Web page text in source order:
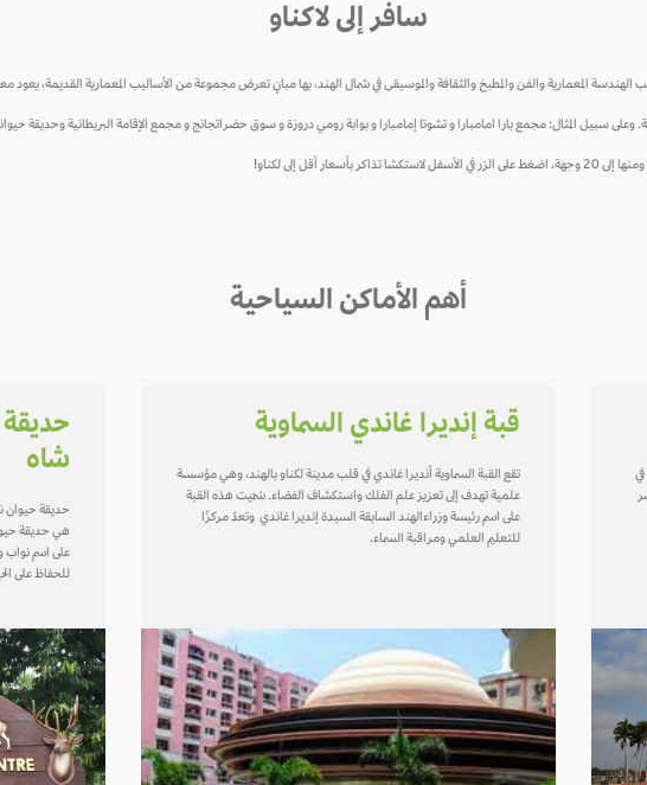
سافر إلى لاكناو
المعمارية والفن والمطبخ والثقافة والموسيقى في شمال الهند، بها مبانٍ تعرض مجموعة من الأساليب المعمارية القديمة، يعود
سبيل المثال: مجمع بارا امامبارا و تشوتا إمامبارا و بوابة رومي دروزة و سوق حضراتجانج و مجمع الإقامة البريطانية وحديقة
أقل إلى لكناو!
أهم الأماكن السياحية
قبة إنديرا غاندي السماوية
تقع القبة السماوية أنديرا غاندي في قلب مدينة لكناو بالهند، وهي مؤسسة
علمية تهدف إلى تعزيز علم الفلك واستكشاف الفضاء. سُمّيت هذه القبة
على اسم رئيسة وزراءالهند السابقة السيدة إنديرا غاندي وتعدّ مركزًا
للتعليم العلمي ومراقبة السماء.
شاه
حديقة حيوان
هي حديقة
على اسم
للحفاظ على